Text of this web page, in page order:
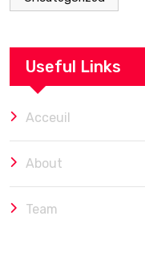
Useful Links
Acceuil
About
Team